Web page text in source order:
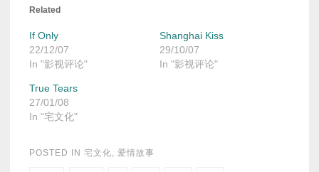
Related
If Only
22/12/07
In "影视评论"
Shanghai Kiss
29/10/07
In "影视评论"
True Tears
27/01/08
In "宅文化"
POSTED IN 宅文化, 爱情故事